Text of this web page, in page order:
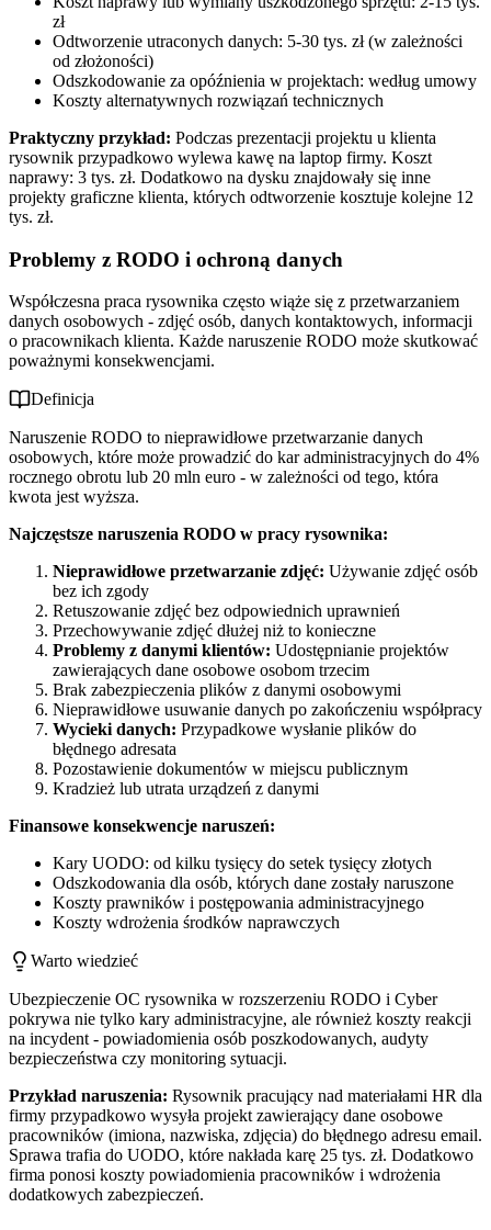
zł
Odtworzenie utraconych danych: 5-30 tys. zł (w zależności
od złożoności)
Odszkodowanie za opóźnienia w projektach: według umowy
Koszty alternatywnych rozwiązań technicznych
Praktyczny przykład: Podczas prezentacji projektu u klienta
rysownik przypadkowo wylewa kawę na laptop firmy. Koszt
naprawy: 3 tys. zł. Dodatkowo na dysku znajdowały się inne
projekty graficzne klienta, których odtworzenie kosztuje kolejne 12
tys. zł.
Problemy z RODO i ochroną danych
Współczesna praca rysownika często wiąże się z przetwarzaniem
danych osobowych - zdjęć osób, danych kontaktowych, informacji
o pracownikach klienta. Każde naruszenie RODO może skutkować
poważnymi konsekwencjami.
Definicja
Naruszenie RODO to nieprawidłowe przetwarzanie danych
osobowych, które może prowadzić do kar administracyjnych do 4%
rocznego obrotu lub 20 mln euro - w zależności od tego, która
kwota jest wyższa.
Najczęstsze naruszenia RODO w pracy rysownika:
Nieprawidłowe przetwarzanie zdjęć: Używanie zdjęć osób
bez ich zgody
Retuszowanie zdjęć bez odpowiednich uprawnień
Przechowywanie zdjęć dłużej niż to konieczne
Problemy z danymi klientów: Udostępnianie projektów
zawierających dane osobowe osobom trzecim
Brak zabezpieczenia plików z danymi osobowymi
Nieprawidłowe usuwanie danych po zakończeniu współpracy
Wycieki danych: Przypadkowe wysłanie plików do
błędnego adresata
Pozostawienie dokumentów w miejscu publicznym
Kradzież lub utrata urządzeń z danymi
Finansowe konsekwencje naruszeń:
Kary UODO: od kilku tysięcy do setek tysięcy złotych
Odszkodowania dla osób, których dane zostały naruszone
Koszty prawników i postępowania administracyjnego
Koszty wdrożenia środków naprawczych
Warto wiedzieć
Ubezpieczenie OC rysownika w rozszerzeniu RODO i Cyber
pokrywa nie tylko kary administracyjne, ale również koszty reakcji
na incydent - powiadomienia osób poszkodowanych, audyty
bezpieczeństwa czy monitoring sytuacji.
Przykład naruszenia: Rysownik pracujący nad materiałami HR dla
firmy przypadkowo wysyła projekt zawierający dane osobowe
pracowników (imiona, nazwiska, zdjęcia) do błędnego adresu email.
Sprawa trafia do UODO, które nakłada karę 25 tys. zł. Dodatkowo
firma ponosi koszty powiadomienia pracowników i wdrożenia
dodatkowych zabezpieczeń.